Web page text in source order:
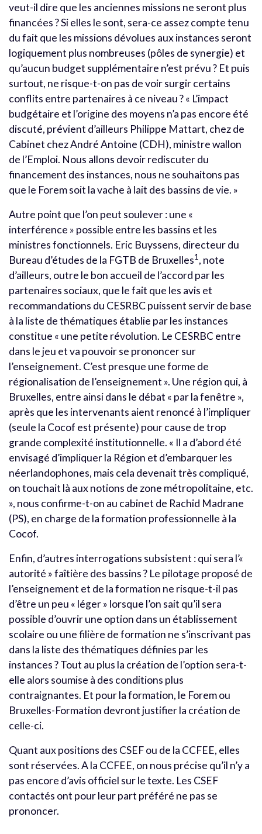
veut-il dire que les anciennes missions ne seront plus
financées ? Si elles le sont, sera-ce assez compte tenu
du fait que les missions dévolues aux instances seront
logiquement plus nombreuses (pôles de synergie) et
qu’aucun budget supplémentaire n’est prévu ? Et puis
surtout, ne risque-t-on pas de voir surgir certains
conflits entre partenaires à ce niveau ? « L’impact
budgétaire et l’origine des moyens n’a pas encore été
discuté, prévient d’ailleurs Philippe Mattart, chez de
Cabinet chez André Antoine (CDH), ministre wallon
de l’Emploi. Nous allons devoir rediscuter du
financement des instances, nous ne souhaitons pas
que le Forem soit la vache à lait des bassins de vie. »
Autre point que l’on peut soulever : une «
interférence » possible entre les bassins et les
ministres fonctionnels. Eric Buyssens, directeur du
Bureau d’études de la FGTB de Bruxelles1 , note
d’ailleurs, outre le bon accueil de l’accord par les
partenaires sociaux, que le fait que les avis et
recommandations du CESRBC puissent servir de base
à la liste de thématiques établie par les instances
constitue « une petite révolution. Le CESRBC entre
dans le jeu et va pouvoir se prononcer sur
l’enseignement. C’est presque une forme de
régionalisation de l’enseignement ». Une région qui, à
Bruxelles, entre ainsi dans le débat « par la fenêtre »,
après que les intervenants aient renoncé à l’impliquer
(seule la Cocof est présente) pour cause de trop
grande complexité institutionnelle. « Il a d’abord été
envisagé d’impliquer la Région et d’embarquer les
néerlandophones, mais cela devenait très compliqué,
on touchait là aux notions de zone métropolitaine, etc.
», nous confirme-t-on au cabinet de Rachid Madrane
(PS), en charge de la formation professionnelle à la
Cocof.
Enfin, d’autres interrogations subsistent : qui sera l’«
autorité » faîtière des bassins ? Le pilotage proposé de
l’enseignement et de la formation ne risque-t-il pas
d’être un peu « léger » lorsque l’on sait qu’il sera
possible d’ouvrir une option dans un établissement
scolaire ou une filière de formation ne s’inscrivant pas
dans la liste des thématiques définies par les
instances ? Tout au plus la création de l’option sera-t-
elle alors soumise à des conditions plus
contraignantes. Et pour la formation, le Forem ou
Bruxelles-Formation devront justifier la création de
celle-ci.
Quant aux positions des CSEF ou de la CCFEE, elles
sont réservées. A la CCFEE, on nous précise qu’il n’y a
pas encore d’avis officiel sur le texte. Les CSEF
contactés ont pour leur part préféré ne pas se
prononcer.